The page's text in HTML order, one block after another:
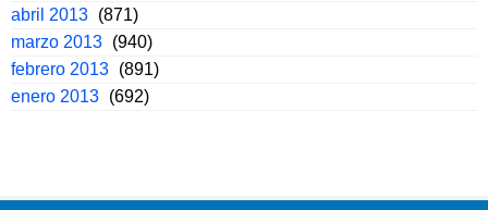
abril 2013 (871)
marzo 2013 (940)
febrero 2013 (891)
enero 2013 (692)